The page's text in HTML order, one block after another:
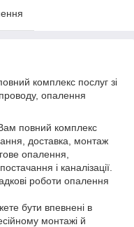
комплекс послуг зі
опалення
повний комплекс
доставка, монтаж
опалення,
і каналізації.
роботи опалення
бути впевнені в
монтажі й